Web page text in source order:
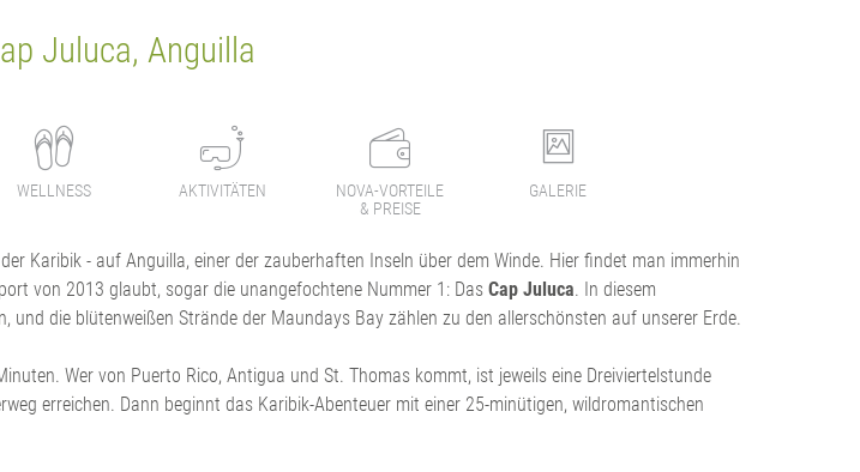
Juluca, Anguilla
WELLNESS AKTIVITÄTEN
NOVA-VORTEILE
& PREISE
GALERIE
Karibik - auf Anguilla, einer der zauberhaften Inseln über dem Winde. Hier findet man immerhin
von 2013 glaubt, sogar die unangefochtene Nummer 1: Das Cap Juluca. In diesem
die blütenweißen Strände der Maundays Bay zählen zu den allerschönsten auf unserer Erde.
Wer von Puerto Rico, Antigua und St. Thomas kommt, ist jeweils eine Dreiviertelstunde
erreichen. Dann beginnt das Karibik-Abenteuer mit einer 25-minütigen, wildromantischen